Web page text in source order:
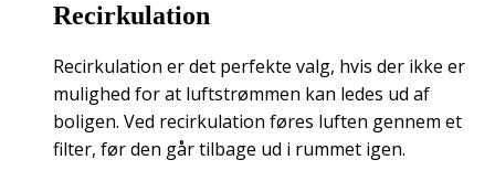
Recirkulation
Recirkulation er det perfekte valg, hvis der ikke er
mulighed for at luftstrømmen kan ledes ud af
boligen. Ved recirkulation føres luften gennem et
filter, før den går tilbage ud i rummet igen.